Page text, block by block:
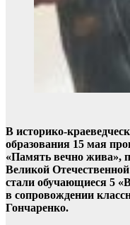
В историко-
образования 15 мая
«Память вечно жива»,
Великой
стали обучающиеся 5
в сопровождении
Гончаренко.